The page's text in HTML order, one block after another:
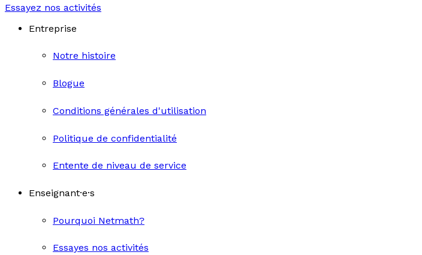
Essayez nos activités
Entreprise
Notre histoire
Blogue
Conditions générales d'utilisation
Politique de confidentialité
Entente de niveau de service
Enseignant·e·s
Pourquoi Netmath?
Essayes nos activités